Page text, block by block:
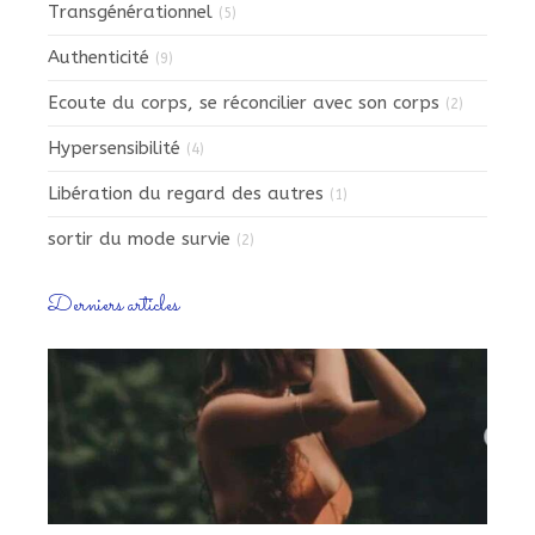
Transgénérationnel (5)
Authenticité (9)
Ecoute du corps, se réconcilier avec son corps (2)
Hypersensibilité (4)
Libération du regard des autres (1)
sortir du mode survie (2)
Derniers articles